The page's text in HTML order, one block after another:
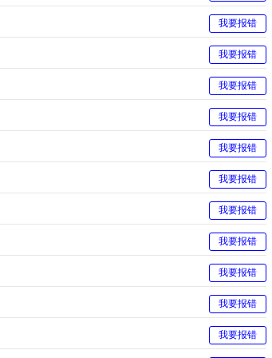
我要报错
我要报错
我要报错
我要报错
我要报错
我要报错
我要报错
我要报错
我要报错
我要报错
我要报错